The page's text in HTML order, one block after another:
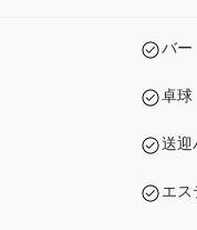
バー
卓球
送迎
エス